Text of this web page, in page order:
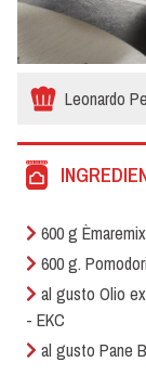
Leonardo
600 g
600 g.
al gusto Olio
- EKC
al gusto Pane